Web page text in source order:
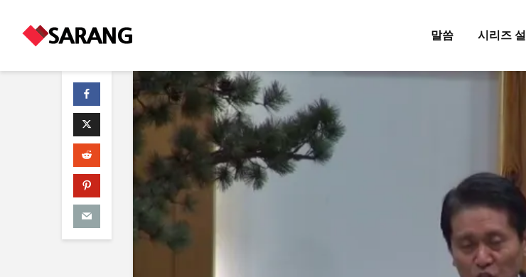
말씀 시리즈